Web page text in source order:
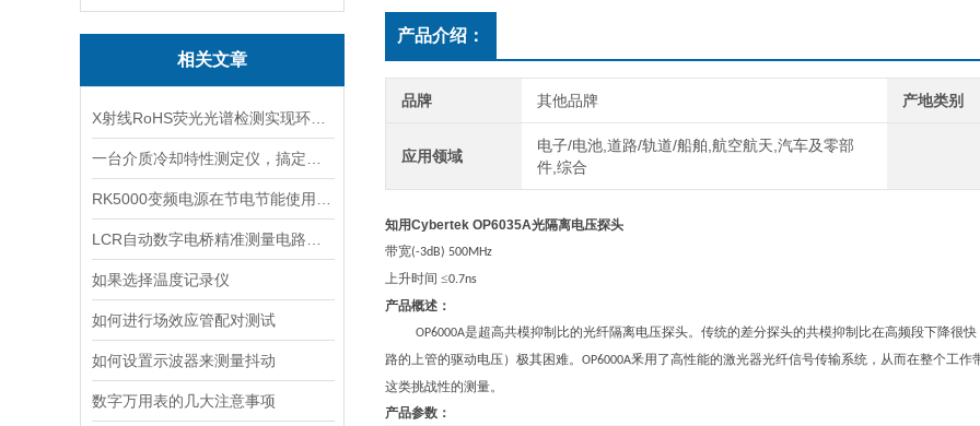
相关文章
如果选择温度记录仪
如何进行场效应管配对测试
如何设置示波器来测量抖动
数字万用表的几大注意事项
产品介绍：
品牌 其他品牌 产地类别
应用领域
电子/电池,道路/轨道/船舶,航空航天,汽车及零部
件,综合
知用Cybertek OP6035A光隔离电压探头
带宽(-3dB) 500MHz
上升时间 ≤0.7ns
产品概述：
OP6000A是超高共模抑制比的光纤隔离电压探头。传统的差分探头的共模抑制比在高频段下降很
路的上管的驱动电压）极其困难。 OP6000A釆用了高性能的激光器光纤信号传输系统，从而在整个工
这类挑战性的测量。
产品参数：